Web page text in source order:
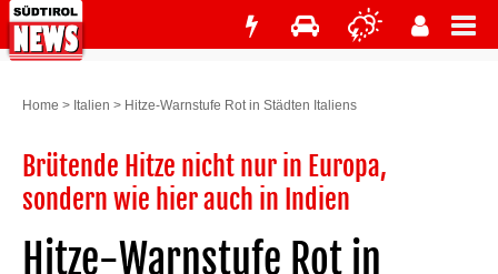
Home > Italien > Hitze-Warnstufe Rot in Städten Italiens
Brütende Hitze nicht nur in Europa,
sondern wie hier auch in Indien
Hitze-Warnstufe Rot in